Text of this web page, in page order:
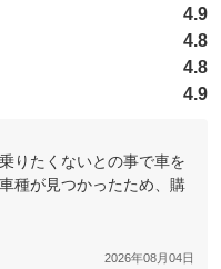
）
4.9
4.8
4.8
4.9
りたくないとの事で車を
種が見つかったため、購
2026年08月04日